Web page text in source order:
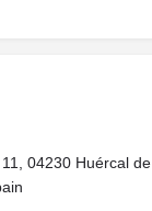
04230 Huércal de